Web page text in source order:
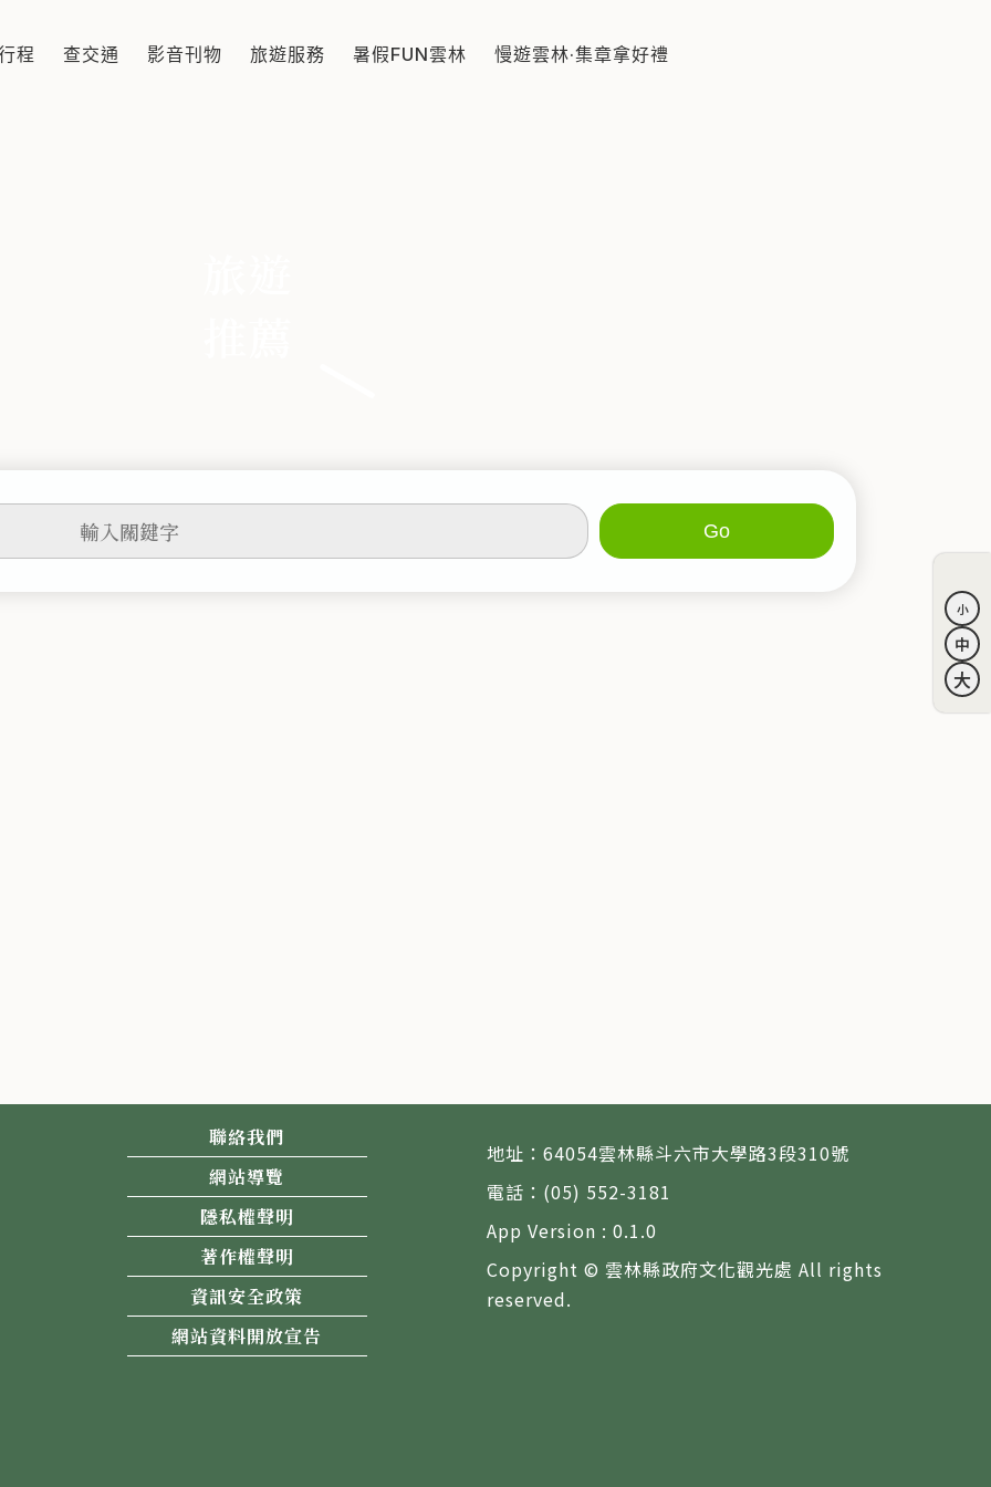
程 查交通 影音刊物 旅遊服務 暑假FUN雲林 慢遊雲林·集章拿好禮
聯絡我們
網站導覽
隱私權聲明
著作權聲明
資訊安全政策
網站資料開放宣告
地址：64054雲林縣斗六市大學路3段310號
電話：(05) 552-3181
App Version : 0.1.0
Copyright © 雲林縣政府文化觀光處 All rights
reserved.